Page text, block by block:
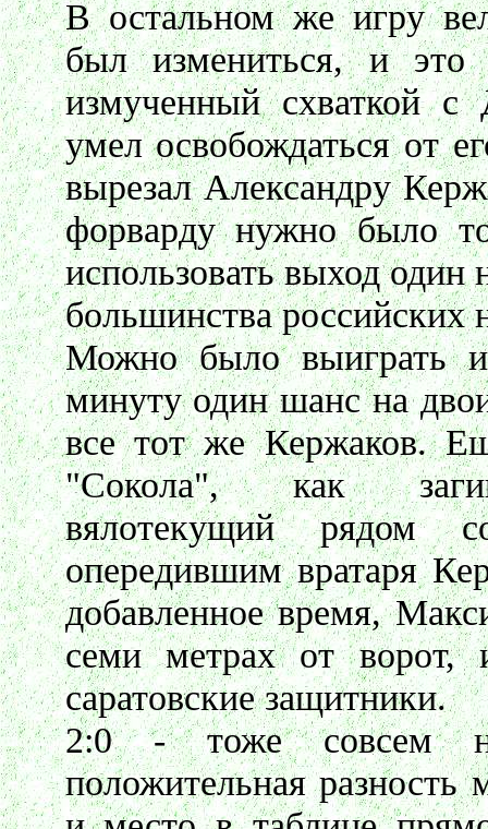
В остальном же игру
был измениться, и
измученный схваткой с
умел освобождаться от
вырезал Александру
форварду нужно было
использовать выход один
большинства российских
Можно было выиграть
минуту один шанс на
все тот же Кержаков.
"Сокола", как
вялотекущий рядом
опередившим вратаря
добавленное время,
семи метрах от ворот,
саратовские защитники.
2:0 - тоже совсем
положительная разность